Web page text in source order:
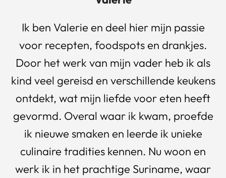
Ik ben Valerie en deel hier mijn passie
voor recepten, foodspots en drankjes.
Door het werk van mijn vader heb ik als
kind veel gereisd en verschillende keukens
ontdekt, wat mijn liefde voor eten heeft
gevormd. Overal waar ik kwam, proefde
ik nieuwe smaken en leerde ik unieke
culinaire tradities kennen. Nu woon en
werk ik in het prachtige Suriname, waar